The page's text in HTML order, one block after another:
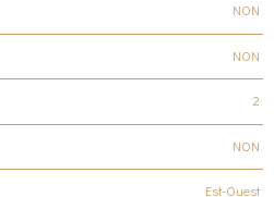
NON
NON
2
NON
Est-Ouest